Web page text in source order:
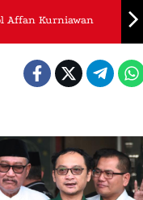
Affan Kurniawan